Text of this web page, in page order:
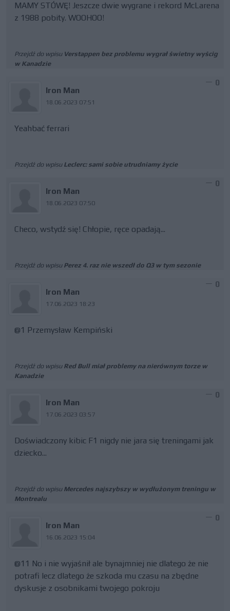
MAMY STÓWĘ! Jeszcze dwie wygrane i rekord McLarena
z 1988 pobity. WOOHOO!
Przejdź do wpisu Verstappen bez problemu wygrał świetny wyścig
w Kanadzie
Iron Man
18.06.2023 07:51
0
Yeahbać ferrari
Przejdź do wpisu Leclerc: sami sobie utrudniamy życie
Iron Man
18.06.2023 07:50
0
Checo, wstydź się! Chłopie, ręce opadają...
Przejdź do wpisu Perez 4. raz nie wszedł do Q3 w tym sezonie
Iron Man
17.06.2023 18:23
0
@1 Przemysław Kempiński
Przejdź do wpisu Red Bull miał problemy na nierównym torze w
Kanadzie
Iron Man
17.06.2023 03:57
0
Doświadczony kibic F1 nigdy nie jara się treningami jak
dziecko...
Przejdź do wpisu Mercedes najszybszy w wydłużonym treningu w
Montrealu
Iron Man
16.06.2023 15:04
0
@11 No i nie wyjaśnił ale bynajmniej nie dlatego że nie
potrafi lecz dlatego że szkoda mu czasu na zbędne
dyskusje z osobnikami twojego pokroju